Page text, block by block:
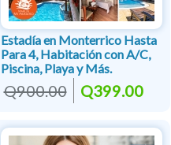
Estadía en Monterrico Hasta
Para 4, Habitación con A/C,
Piscina, Playa y Más.
Q900.00 Q399.00